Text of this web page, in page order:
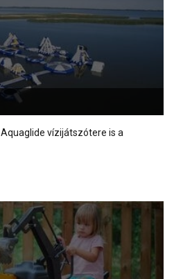
Aquaglide vízijátszótere is a